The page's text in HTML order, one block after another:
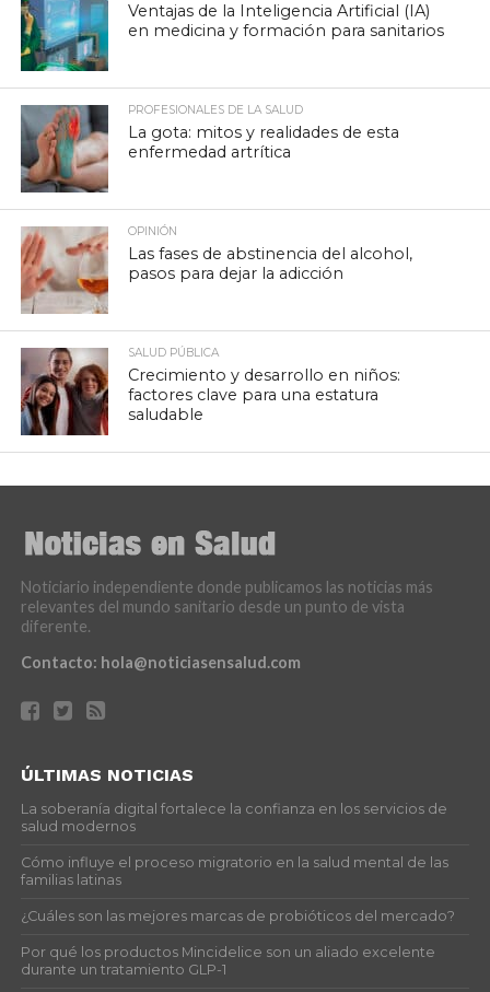
Ventajas de la Inteligencia Artificial (IA)
en medicina y formación para sanitarios
PROFESIONALES DE LA SALUD
La gota: mitos y realidades de esta
enfermedad artrítica
OPINIÓN
Las fases de abstinencia del alcohol,
pasos para dejar la adicción
SALUD PÚBLICA
Crecimiento y desarrollo en niños:
factores clave para una estatura
saludable
Noticiario independiente donde publicamos las noticias más
relevantes del mundo sanitario desde un punto de vista
diferente.
Contacto: hola@noticiasensalud.com
ÚLTIMAS NOTICIAS
La soberanía digital fortalece la confianza en los servicios de
salud modernos
Cómo influye el proceso migratorio en la salud mental de las
familias latinas
¿Cuáles son las mejores marcas de probióticos del mercado?
Por qué los productos Mincidelice son un aliado excelente
durante un tratamiento GLP-1